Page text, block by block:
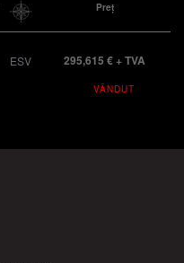
Preț
ESV 295,615 € + TVA
VÂNDUT